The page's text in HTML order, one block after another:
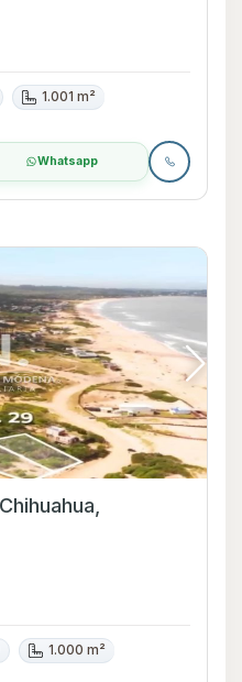
1.001 m²
Whatsapp
1.000 m²